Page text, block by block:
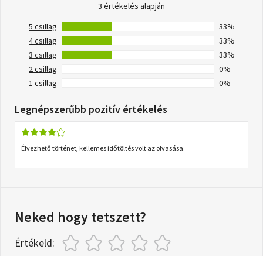
3 értékelés alapján
5 csillag
33%
4 csillag
33%
3 csillag
33%
2 csillag
0%
1 csillag
0%
Legnépszerűbb pozitív értékelés
Élvezhető történet, kellemes időtöltés volt az olvasása.
Neked hogy tetszett?
Értékeld: